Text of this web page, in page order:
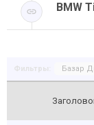
BMW
Фильтры: Базар